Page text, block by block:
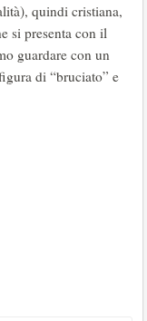
quindi cristiana,
si presenta con il
guardare con un
di “bruciato” e